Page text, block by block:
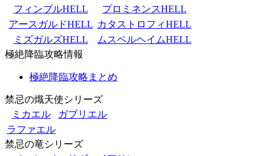
フィンブルHELL
プロミネンスHELL
アースガルドHELL カタストロフィHELL
ミズガルズHELL
ムスペルヘイムHELL
極絶降臨攻略情報
極絶降臨攻略まとめ
禁忌の熾天使シリーズ
ミカエル
ガブリエル
ラファエル
禁忌の竜シリーズ